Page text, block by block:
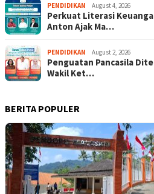
Cibinong City Mall Hadirkan
“Kita Indonesia – Kreativitas
Anak Bangsa” Rayakan HUT
RI ke-81
PENDIDIKAN August 4, 2026
Perkuat Literasi
Anton Ajak Ma…
PENDIDIKAN August 2, 2026
Penguatan Pancasila
Wakil Ket…
BERITA POPULER